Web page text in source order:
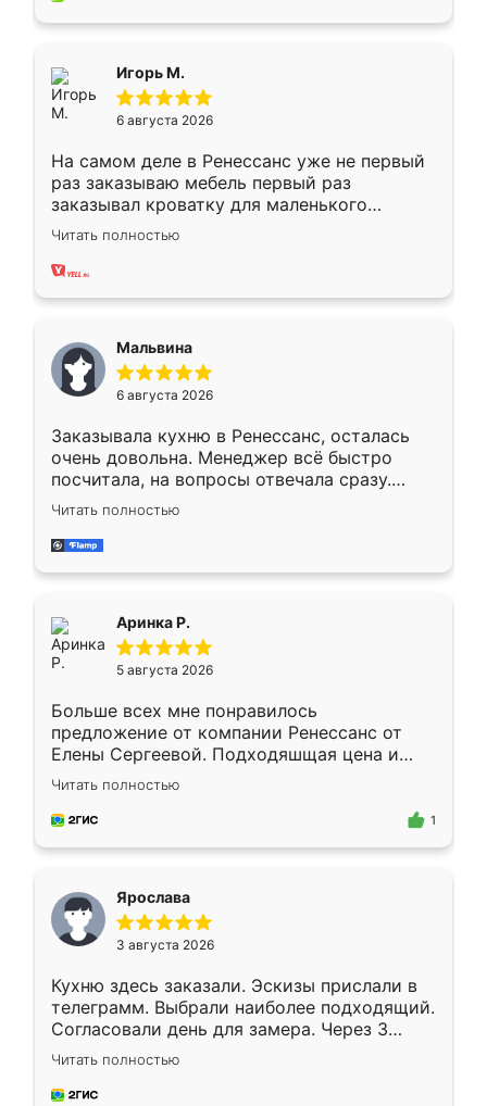
Игорь М.
6 августа 2026
На самом деле в Ренессанс уже не первый
раз заказываю мебель первый раз
заказывал кроватку для маленького
ребёнка при его рождении ,во второй раз
заказал шкаф-купе. По качеству очень
хорошее сборка достаточно быстрая,
меньше, здесь же он более разнообразный.
Мне нравится ,если что-то потребуется из
мебели буду заказывать только здесь.
Читать полностью
Мальвина
6 августа 2026
Заказывала кухню в Ренессанс, осталась
очень довольна. Менеджер всё быстро
посчитала, на вопросы отвечала сразу.
Замерщик приехал в субботу, подошёл к
делу со всей ответственностью. Собрали
за день, ребята работали аккуратно, даже
Читать полностью
Аринка Р.
5 августа 2026
Больше всех мне понравилось
предложение от компании Ренессанс от
Елены Сергеевой. Подходяшщая цена и
короткие сроки изготовления. Приехавший
для замера сотрудник Владислав
предложил по моему эскизу самый
Читать полностью
1
Ярослава
3 августа 2026
Кухню здесь заказали. Эскизы прислали в
телеграмм. Выбрали наиболее подходящий.
Согласовали день для замера. Через 3
недели кухня была уже готова. Остались
довольны работой. Спасибо Ренессанс
мебель за качественную работу!
Читать полностью